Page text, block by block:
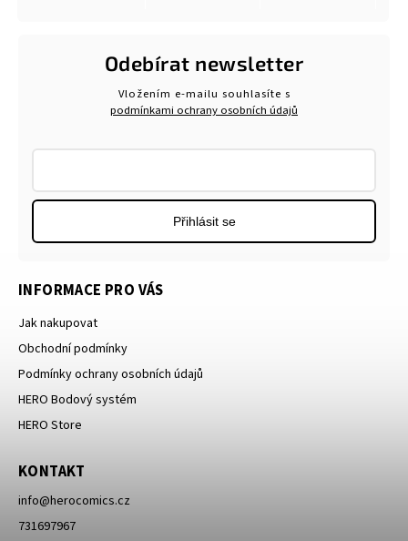
INFORMACE PRO VÁS
Jak nakupovat
Obchodní podmínky
Podmínky ochrany osobních údajů
HERO Bodový systém
HERO Store
KONTAKT
info@herocomics.cz
731697967
Odebírat newsletter
Vložením e-mailu souhlasíte s
podmínkami ochrany osobních údajů
Přihlásit se